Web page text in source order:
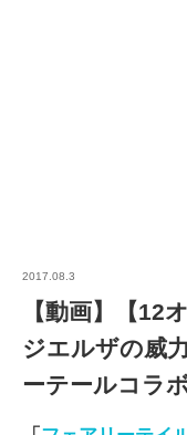
2017.08.3
【動画】【12
ジエルザの威
ーテールコラボ